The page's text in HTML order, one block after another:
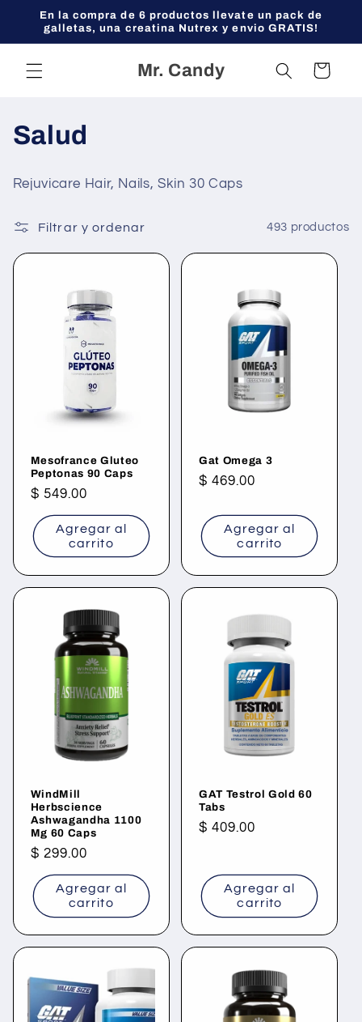
directamente
al contenido
En la compra de 6 productos llevate un pack de
galletas, una creatina Nutrex y envio GRATIS!
Mr. Candy Carrito
C
e
c
Salud
Rejuvicare Hair, Nails, Skin 30 Caps
Filtrar y ordenar 493 productos
Mesofrance Gluteo
Peptonas 90 Caps
Precio
habitual
$ 549.00
Agregar al
carrito
Gat Omega 3
Precio
$ 469.00
Agregar al
carrito
WindMill
Herbscience
Ashwagandha 1100
Mg 60 Caps
Precio
habitual
$ 299.00
Agregar al
carrito
GAT Testrol Gold 60
Tabs
Precio
$ 409.00
Agregar al
carrito